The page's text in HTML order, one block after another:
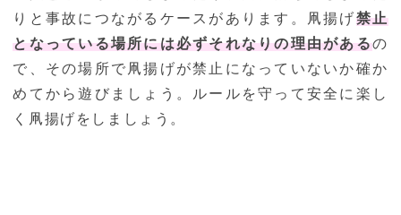
りと事故につながるケースがあります。凧揚げ禁止
となっている場所には必ずそれなりの理由があるの
で、その場所で凧揚げが禁止になっていないか確か
めてから遊びましょう。ルールを守って安全に楽し
く凧揚げをしましょう。